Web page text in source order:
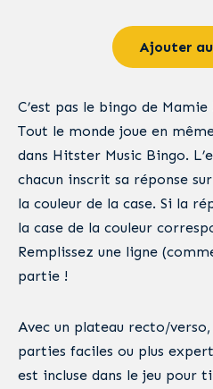
Ajouter
C’est pas le bingo de Mamie
Tout le monde joue en
dans Hitster Music Bingo.
chacun inscrit sa réponse
la couleur de la case. Si la
la case de la couleur
Remplissez une ligne
partie !
Avec un plateau recto/
parties faciles ou plus
est incluse dans le jeu pour